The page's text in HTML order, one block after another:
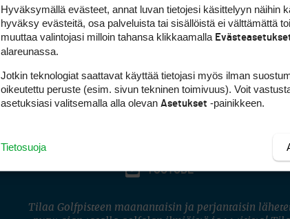
YOUTUBE
Tilaa Golfpisteen maanantaisin ja perjantaisin
Hyväksymällä evästeet, annat luvan tietojesi käsittelyyn näihin
hyväksy evästeitä, osa palveluista tai sisällöistä ei välttämättä
muuttaa valintojasi milloin tahansa klikkaamalla
alareunassa.
Jotkin teknologiat saattavat käyttää tietojasi myös ilman
oikeutettu peruste (esim. sivun tekninen toimivuus). Voit
asetuksiasi valitsemalla alla olevan Asetukset -painikkeen.
Tietosuoja